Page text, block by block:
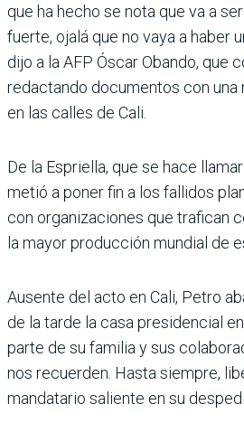
que ha hecho se nota que va a
fuerte, ojalá que no vaya a haber
dijo a la AFP Óscar Obando, que
redac­tando documentos con una
en las calles de Cali.
De la Espriella, que se hace
metió a poner fin a los falli­dos
con organizaciones que tra­fican
la mayor producción mundial de
Ausente del acto en Cali, Petro
de la tarde la casa pre­sidencial
parte de su familia y sus
nos recuerden. Hasta siempre,
man­datario saliente en su